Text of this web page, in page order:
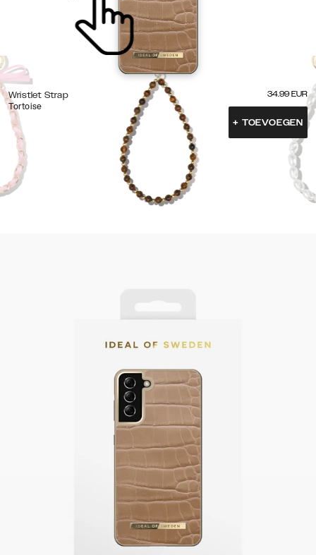
Wristlet Strap
Tortoise
34.99 EUR
+ TOEVOEGEN